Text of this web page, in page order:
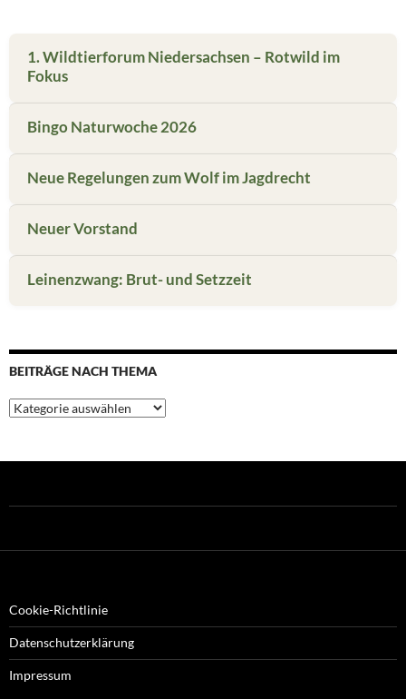
1. Wildtierforum Niedersachsen – Rotwild im
Fokus
Bingo Naturwoche 2026
Neue Regelungen zum Wolf im Jagdrecht
Neuer Vorstand
Leinenzwang: Brut- und Setzzeit
BEITRÄGE NACH THEMA
Beiträge
nach
Cookie-Richtlinie
Datenschutzerklärung
Impressum